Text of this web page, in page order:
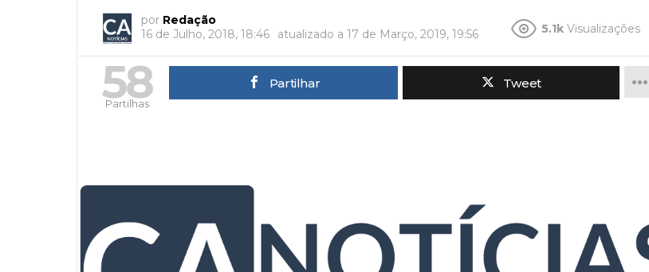
por Redação
16 de Julho, 2018, 18:46
atualizado a 17 de Março, 2019, 19:56 5.1k Visualizações
58
Partilhas
Partilhar Tweet